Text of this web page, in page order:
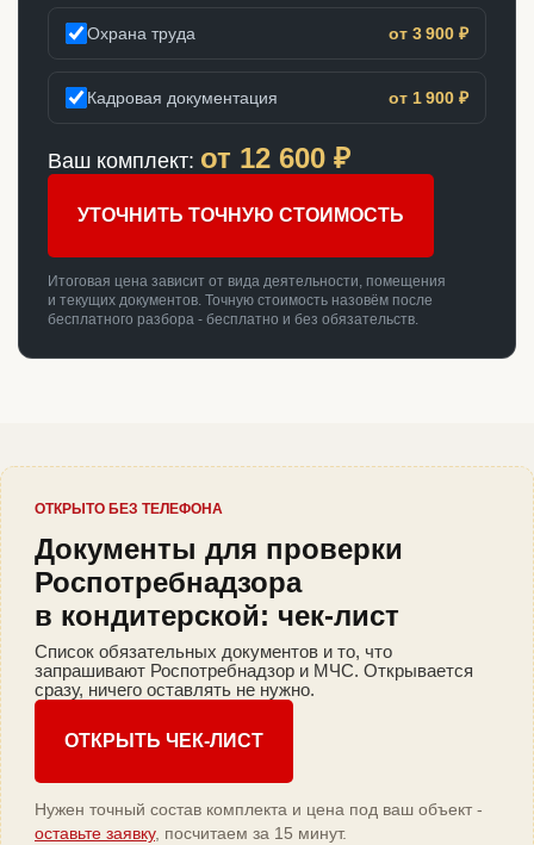
Охрана труда от 3 900 ₽
Кадровая документация от 1 900 ₽
Ваш комплект: от 12 600 ₽
УТОЧНИТЬ ТОЧНУЮ СТОИМОСТЬ
Итоговая цена зависит от вида деятельности, помещения
и текущих документов. Точную стоимость назовём после
бесплатного разбора - бесплатно и без обязательств.
ОТКРЫТО БЕЗ ТЕЛЕФОНА
Документы для проверки
Роспотребнадзора
в кондитерской: чек-лист
Список обязательных документов и то, что
запрашивают Роспотребнадзор и МЧС. Открывается
сразу, ничего оставлять не нужно.
ОТКРЫТЬ ЧЕК-ЛИСТ
Нужен точный состав комплекта и цена под ваш объект -
оставьте заявку, посчитаем за 15 минут.